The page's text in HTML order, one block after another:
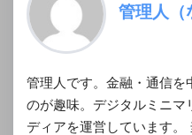
管理人（
管理人です。金融・通信を
のが趣味。デジタルミニマ
ディアを運営しています